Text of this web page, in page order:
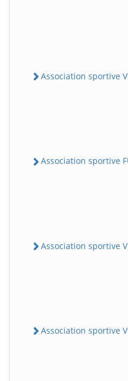
Association sportive
Association sportive
Association sportive
Association sportive